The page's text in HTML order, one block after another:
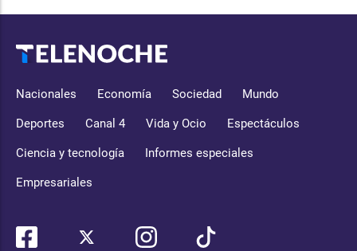
Nacionales Economía Sociedad Mundo
Deportes Canal 4 Vida y Ocio Espectáculos
Ciencia y tecnología Informes especiales
Empresariales